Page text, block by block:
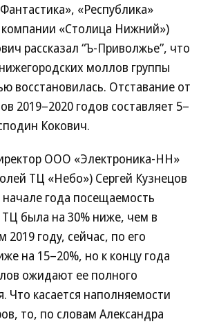
«Республика»
компании «Столица Нижний»)
рассказал “Ъ-Приволжье”, что
моллов группы
восстановилась. Отставание от
2019–2020 годов составляет 5–
Кокович.
ООО «Электроника-НН»
ТЦ «Небо») Сергей Кузнецов
года посещаемость
была на 30% ниже, чем в
году, сейчас, по его
на 15–20%, но к концу года
ожидают ее полного
Что касается наполняемости
то, по словам Александра